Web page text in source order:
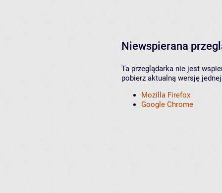
Niewspierana
Ta przeglądarka nie jest
pobierz aktualną wersję
Mozilla Firefox
Google Chrome